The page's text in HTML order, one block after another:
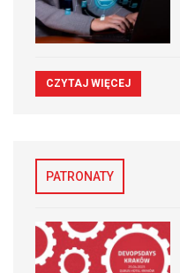
CZYTAJ WIĘCEJ
PATRONATY